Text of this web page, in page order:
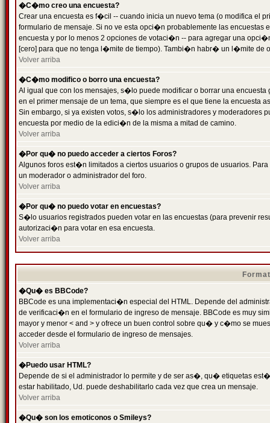
�C�mo creo una encuesta?
Crear una encuesta es f�cil -- cuando inicia un nuevo tema (o modifica el
formulario de mensaje. Si no ve esta opci�n probablemente las
encuesta y por lo menos 2 opciones de votaci�n -- para agregar una
[cero] para que no tenga l�mite de tiempo). Tambi�n habr� un l�mite de
Volver arriba
�C�mo modifico o borro una encuesta?
Al igual que con los mensajes, s�lo puede modificar o borrar una
en el primer mensaje de un tema, que siempre es el que tiene la encuesta
Sin embargo, si ya existen votos, s�lo los administradores y moderadores
encuesta por medio de la edici�n de la misma a mitad de camino.
Volver arriba
�Por qu� no puedo acceder a ciertos Foros?
Algunos foros est�n limitados a ciertos usuarios o grupos de usuarios.
un moderador o administrador del foro.
Volver arriba
�Por qu� no puedo votar en encuestas?
S�lo usuarios registrados pueden votar en las encuestas (para prevenir
autorizaci�n para votar en esa encuesta.
Volver arriba
�Qu� es BBCode?
BBCode es una implementaci�n especial del HTML. Depende del
de verificaci�n en el formulario de ingreso de mensaje. BBCode es muy
mayor y menor < and > y ofrece un buen control sobre qu� y c�mo se
acceder desde el formulario de ingreso de mensajes.
Volver arriba
�Puedo usar HTML?
Depende de si el administrador lo permite y de ser as�, qu� etiquetas
estar habilitado, Ud. puede deshabilitarlo cada vez que crea un mensaje.
Volver arriba
�Qu� son los emoticonos o Smileys?